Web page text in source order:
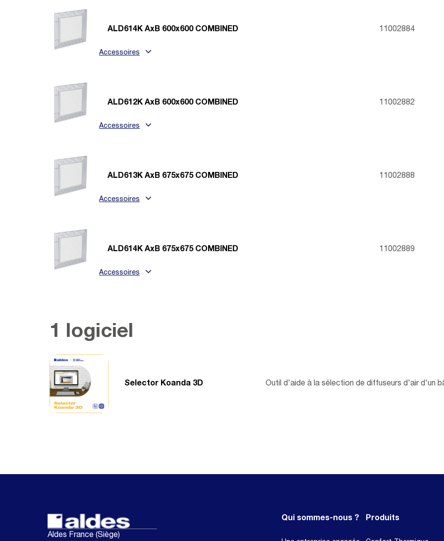
ALD614K AxB 600x600 COMBINED 11002884
Accessoires
ALD612K AxB 600x600 COMBINED 11002882
Accessoires
ALD613K AxB 675x675 COMBINED 11002888
Accessoires
ALD614K AxB 675x675 COMBINED 11002889
Accessoires
1 logiciel
Selector Koanda 3D Outil d'aide à la sélection de diffuseurs d'air d'un
Aldes France (Siège)
Qui sommes-nous ? Produits